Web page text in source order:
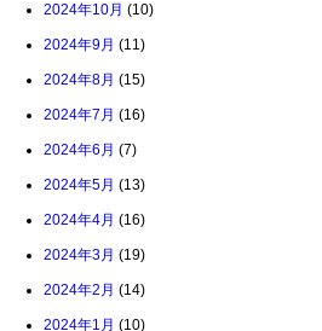
2024年10月 (10)
2024年9月 (11)
2024年8月 (15)
2024年7月 (16)
2024年6月 (7)
2024年5月 (13)
2024年4月 (16)
2024年3月 (19)
2024年2月 (14)
2024年1月 (10)